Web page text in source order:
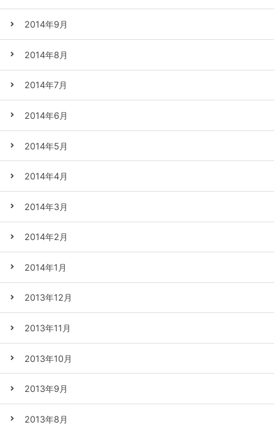
2014年9月
2014年8月
2014年7月
2014年6月
2014年5月
2014年4月
2014年3月
2014年2月
2014年1月
2013年12月
2013年11月
2013年10月
2013年9月
2013年8月